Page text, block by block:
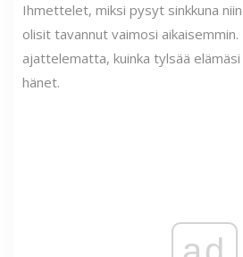
Ihmettelet, miksi pysyt sinkkuna
olisit tavannut vaimosi aikaisemmin.
ajattelematta, kuinka tylsää
hänet.